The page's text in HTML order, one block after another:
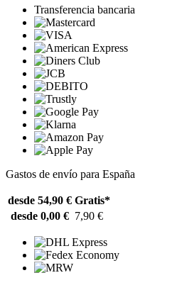
Transferencia bancaria
Gastos de envío para España
desde 54,90 € Gratis*
desde 0,00 € 7,90 €